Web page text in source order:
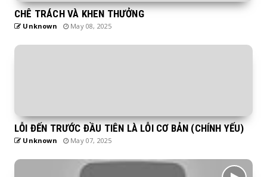
CHÊ TRÁCH VÀ KHEN THƯỞNG
Unknown May 08, 2025
LỖI ĐẾN TRƯỚC ĐẦU TIÊN LÀ LỖI CƠ BẢN (CHÍNH YẾU)
Unknown May 07, 2025